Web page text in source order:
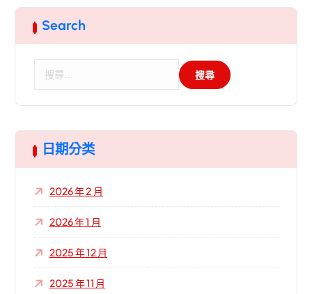
Search
字
:
日期分类
2026 年 2 月
2026 年 1 月
2025 年 12 月
2025 年 11 月